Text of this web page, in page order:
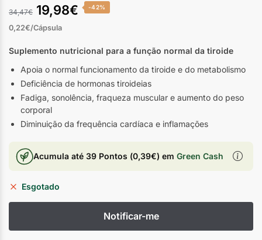
34,47€ 19,98€
0,22€/Cápsula
-42%
Suplemento nutricional para a função normal da tiroide
Apoia o normal funcionamento da tiroide e do metabolismo
Deficiência de hormonas tiroideias
Fadiga, sonolência, fraqueza muscular e aumento do peso
corporal
Diminuição da frequência cardíaca e inflamações
Acumula até 39 Pontos (0,39€) em Green Cash
Esgotado